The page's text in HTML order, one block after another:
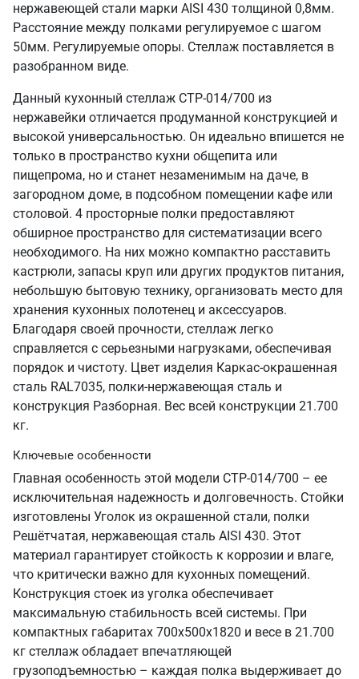
нержавеющей стали марки AISI 430 толщиной 0,8мм.
Расстояние между полками регулируемое с шагом
50мм. Регулируемые опоры. Стеллаж поставляется в
разобранном виде.
Данный кухонный стеллаж СТР-014/700 из
нержавейки отличается продуманной конструкцией и
высокой универсальностью. Он идеально впишется не
только в пространство кухни общепита или
пищепрома, но и станет незаменимым на даче, в
загородном доме, в подсобном помещении кафе или
столовой. 4 просторные полки предоставляют
обширное пространство для систематизации всего
необходимого. На них можно компактно расставить
кастрюли, запасы круп или других продуктов питания,
небольшую бытовую технику, организовать место для
хранения кухонных полотенец и аксессуаров.
Благодаря своей прочности, стеллаж легко
справляется с серьезными нагрузками, обеспечивая
порядок и чистоту. Цвет изделия Каркас-окрашенная
сталь RAL7035, полки-нержавеющая сталь и
конструкция Разборная. Вес всей конструкции 21.700
кг.
Ключевые особенности
Главная особенность этой модели СТР-014/700 – ее
исключительная надежность и долговечность. Стойки
изготовлены Уголок из окрашенной стали, полки
Решётчатая, нержавеющая сталь AISI 430. Этот
материал гарантирует стойкость к коррозии и влаге,
что критически важно для кухонных помещений.
Конструкция стоек из уголка обеспечивает
максимальную стабильность всей системы. При
компактных габаритах 700х500х1820 и весе в 21.700
кг стеллаж обладает впечатляющей
грузоподъемностью – каждая полка выдерживает до